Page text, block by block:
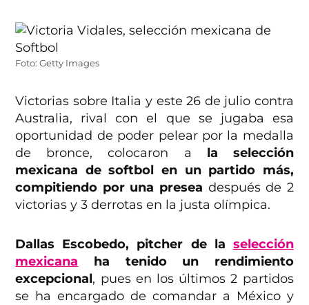
Foto: Getty Images
Victorias sobre Italia y este 26 de julio contra
Australia, rival con el que se jugaba esa
oportunidad de poder pelear por la medalla
de bronce, colocaron a la selección
mexicana de softbol en un partido más,
compitiendo por una presea después de 2
victorias y 3 derrotas en la justa olímpica.
Dallas Escobedo, pitcher de la selección
mexicana ha tenido un rendimiento
excepcional, pues en los últimos 2 partidos
se ha encargado de comandar a México y